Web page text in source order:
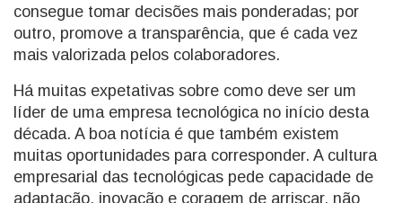
consegue tomar decisões mais ponderadas; por
outro, promove a transparência, que é cada vez
mais valorizada pelos colaboradores.
Há muitas expetativas sobre como deve ser um
líder de uma empresa tecnológica no início desta
década. A boa notícia é que também existem
muitas oportunidades para corresponder. A cultura
empresarial das tecnológicas pede capacidade de
adaptação, inovação e coragem de arriscar, não